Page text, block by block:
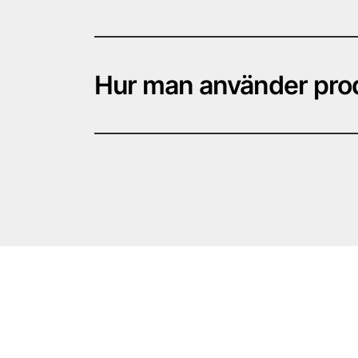
Hur man använder